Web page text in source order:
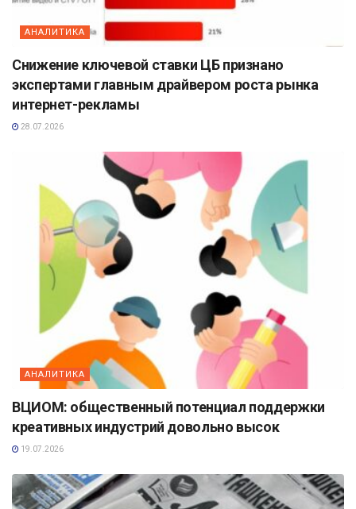
АНАЛИТИКА
Снижение ключевой ставки ЦБ признано
экспертами главным драйвером роста рынка
интернет-рекламы
28.07.2026
АНАЛИТИКА
ВЦИОМ: общественный потенциал поддержки
креативных индустрий довольно высок
19.07.2026